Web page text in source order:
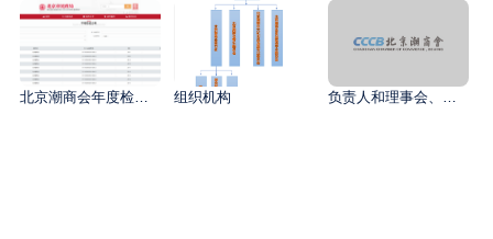
北京潮商会年度检查结论 组织机构 负责人和理事会、监事会成员名单